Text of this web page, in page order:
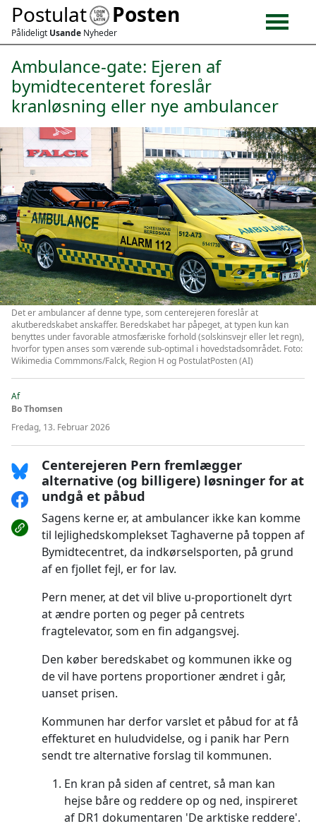
Postulat Posten
Pålideligt Usande Nyheder
Ambulance-gate: Ejeren af
bymidtecenteret foreslår
kranløsning eller nye ambulancer
Det er ambulancer af denne type, som centerejeren foreslår at
akutberedskabet anskaffer. Beredskabet har påpeget, at typen kun kan
benyttes under favorable atmosfæriske forhold (solskinsvejr eller let regn),
hvorfor typen anses som værende sub-optimal i hovedstadsområdet. Foto:
Wikimedia Commmons/Falck, Region H og PostulatPosten (AI)
Af
Bo Thomsen
Fredag, 13. Februar 2026
Centerejeren Pern fremlægger
alternative (og billigere) løsninger for at
undgå et påbud
Sagens kerne er, at ambulancer ikke kan komme
til lejlighedskomplekset Taghaverne på toppen af
Bymidtecentret, da indkørselsporten, på grund
af en fjollet fejl, er for lav.
Pern mener, at det vil blive u-proportionelt dyrt
at ændre porten og peger på centrets
fragtelevator, som en fin adgangsvej.
Den køber beredskabet og kommunen ikke og
de vil have portens proportioner ændret i går,
uanset prisen.
Kommunen har derfor varslet et påbud for at få
effekturet en huludvidelse, og i panik har Pern
sendt tre alternative forslag til kommunen.
En kran på siden af centret, så man kan
hejse båre og reddere op og ned, inspireret
af DR1 dokumentaren 'De arktiske reddere'.